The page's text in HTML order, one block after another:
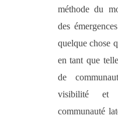
méthode du
des
quelque chose
en tant que
de
visibilité et
communauté